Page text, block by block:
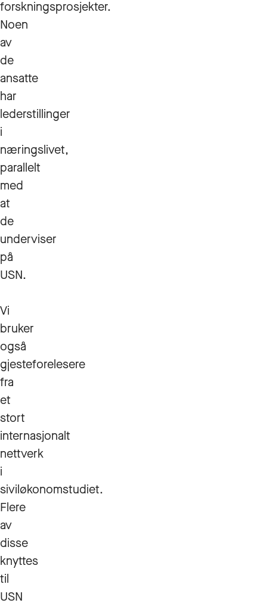
forskningsprosjekter.
Noen
av
de
ansatte
har
lederstillinger
i
næringslivet,
parallelt
med
at
de
underviser
på
USN.
Vi
bruker
også
gjesteforelesere
fra
et
stort
internasjonalt
nettverk
i
siviløkonomstudiet.
Flere
av
disse
knyttes
til
USN